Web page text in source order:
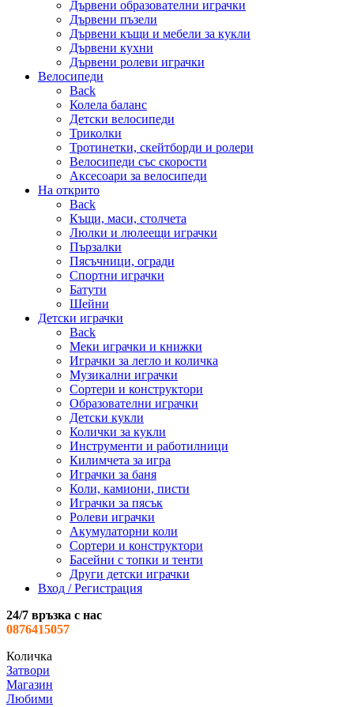
Дървени образователни играчки
Дървени пъзели
Дървени къщи и мебели за кукли
Дървени кухни
Дървени ролеви играчки
Велосипеди
Back
Колела баланс
Детски велосипеди
Триколки
Тротинетки, скейтборди и ролери
Велосипеди със скорости
Аксесоари за велосипеди
На открито
Back
Къщи, маси, столчета
Люлки и люлеещи играчки
Пързалки
Пясъчници, огради
Спортни играчки
Батути
Шейни
Детски играчки
Back
Меки играчки и книжки
Играчки за легло и количка
Музикални играчки
Сортери и конструктори
Образователни играчки
Детски кукли
Колички за кукли
Инструменти и работилници
Килимчета за игра
Играчки за баня
Коли, камиони, писти
Играчки за пясък
Ролеви играчки
Акумулаторни коли
Сортери и конструктори
Басейни с топки и тенти
Други детски играчки
Вход / Регистрация
24/7 връзка с нас
0876415057
Количка
Затвори
Магазин
Любими